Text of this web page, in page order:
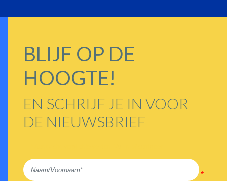
BLIJF OP DE
HOOGTE!
EN SCHRIJF JE IN VOOR
DE NIEUWSBRIEF